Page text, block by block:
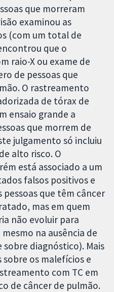
que morreram
examinou as
(com um total de
que o
raio-X ou exame de
de pessoas que
O rastreamento
de tórax de
ensaio grande a
que morrem de
julgamento só incluiu
alto risco. O
está associado a um
falsos positivos e
que têm câncer
mas em quem
não evoluir para
na ausência de
diagnóstico). Mais
sobre os malefícios e
com TC em
de câncer de pulmão.